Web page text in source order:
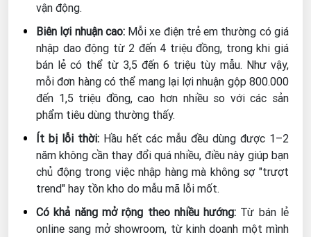
vận động.
Biên lợi nhuận cao:Mỗi xe điện trẻ em thường có giá
nhập dao động từ 2 đến 4 triệu đồng, trong khi giá
bán lẻ có thể từ 3,5 đến 6 triệu tùy mẫu. Như vậy,
mỗi đơn hàng có thể mang lại lợi nhuận gộp 800.000
đến 1,5 triệu đồng, cao hơn nhiều so với các sản
phẩm tiêu dùng thường thấy.
Ít bị lỗi thời:Hầu hết các mẫu đều dùng được 1–2
năm không cần thay đổi quá nhiều, điều này giúp bạn
chủ động trong việc nhập hàng mà không sợ "trượt
trend" hay tồn kho do mẫu mã lỗi mốt.
Có khả năng mở rộng theo nhiều hướng: Từ bán lẻ
online sang mở showroom, từ kinh doanh một mình